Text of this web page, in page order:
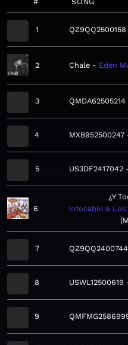
1 QZ9QQ2500158
2 Chale Eden
3 QMDA62505214
4 MXB952500247
5 US3DF2417042
6
¿Y
Intocable &
7 QZ9QQ2400744
8 USWL12500619
9